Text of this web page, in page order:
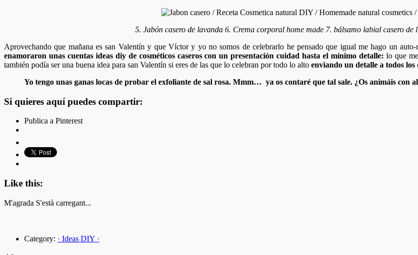
5. Jabón casero de lavanda 6. Crema corporal home made 7. bálsamo labial casero de
Aprovechando que mañana es san Valentín y que Víctor y yo no somos de celebrarlo he pensado que igual me hago un
enamoraron unas cuentas ideas diy de cosméticos caseros con un presentación cuidad hasta el mínimo detalle: lo que
también podía ser una buena idea para san Valentín si eres de las que lo celebran por todo lo alto enviando un detalle a todos los
Yo tengo unas ganas locas de probar el exfoliante de sal rosa. Mmm… ya os contaré que tal sale. ¿Os animáis con
Si quieres aquí puedes compartir:
Publica a Pinterest
Like this:
M'agrada S'està carregant...
Category: · Ideas DIY ·